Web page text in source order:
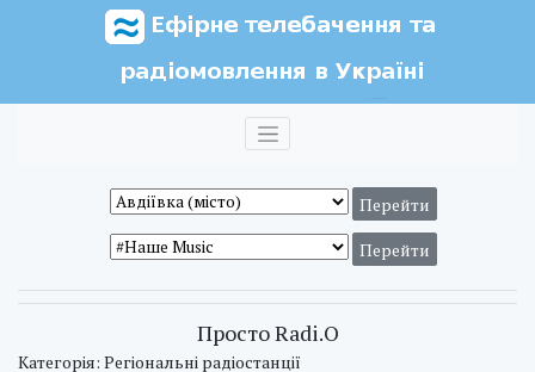
Просто Radi.O
Категорія: Регіональні радіостанції